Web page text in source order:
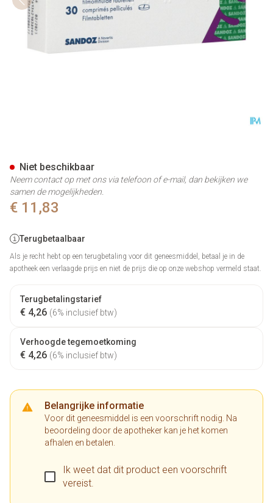
€ 11,83
Terugbetaalbaar
Als je recht hebt op een terugbetaling voor dit geneesmiddel, betaal je in de
apotheek een verlaagde prijs en niet de prijs die op onze webshop vermeld staat.
Terugbetalingstarief
€ 4,26 (6% inclusief btw)
Verhoogde tegemoetkoming
€ 4,26 (6% inclusief btw)
Belangrijke informatie
Voor dit geneesmiddel is een voorschrift nodig. Na
beoordeling door de apotheker kan je het komen
afhalen en betalen.
Ik weet dat dit product een voorschrift
vereist.
Niet beschikbaar
Neem contact op met ons via telefoon of e-mail, dan bekijken we
samen de mogelijkheden.